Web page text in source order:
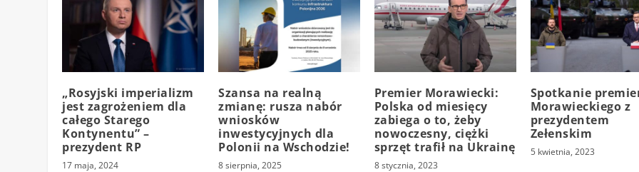
„Rosyjski imperializm
jest zagrożeniem dla
całego Starego
Kontynentu” –
prezydent RP
17 maja, 2024
Szansa na realną
zmianę: rusza nabór
wniosków
inwestycyjnych dla
Polonii na Wschodzie!
8 sierpnia, 2025
Premier Morawiecki:
Polska od miesięcy
zabiega o to, żeby
nowoczesny, ciężki
sprzęt trafił na Ukrainę
8 stycznia, 2023
Spotkanie
Morawieckiego z
prezydentem
Zełenskim
5 kwietnia, 2023